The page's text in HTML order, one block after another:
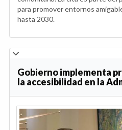
para promover entornos
hasta 2030.
Gobierno implementa
la accesibilidad en la